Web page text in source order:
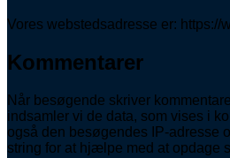
Vores webstedsadresse er: https://
Kommentarer
Når besøgende skriver
indsamler vi de data, som vises i
også den besøgendes IP-adresse
string for at hjælpe med at opdage